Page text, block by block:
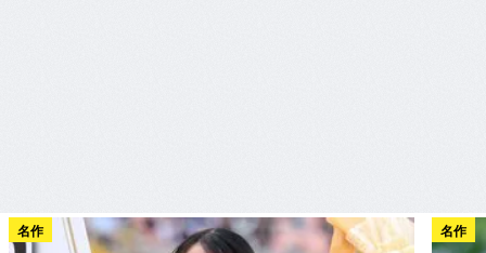
名作 名作